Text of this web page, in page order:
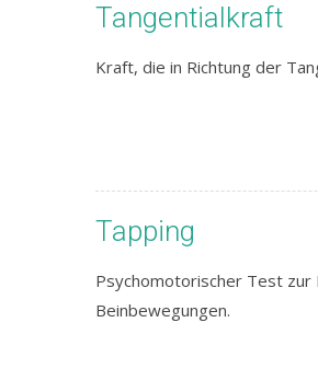
Tangentialkraft
Kraft, die in Richtung der
Tapping
Psychomotorischer Test zur
Beinbewegungen.